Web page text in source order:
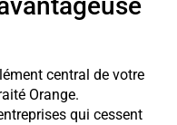
central de votre
Orange.
qui cessent